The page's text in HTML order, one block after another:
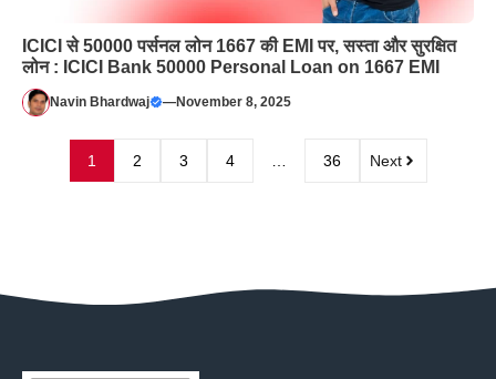
ICICI से 50000 पर्सनल लोन 1667 की EMI पर, सस्ता और सुरक्षित
लोन : ICICI Bank 50000 Personal Loan on 1667 EMI
Navin Bhardwaj —November 8, 2025
1 2 3 4 36 Next